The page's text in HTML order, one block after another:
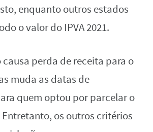
enquanto outros estados
o valor do IPVA 2021.
perda de receita para o
muda as datas de
quem optou por parcelar o
Entretanto, os outros critérios